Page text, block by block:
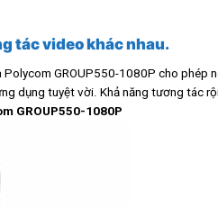
tác video khác nhau.
GROUP550-1080P cho phép
dụng tuyệt vời. Khả năng tương tác
GROUP550-1080P